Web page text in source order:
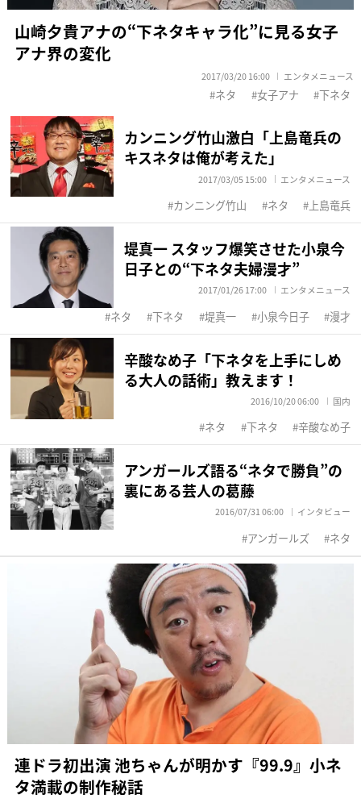
山崎夕貴アナの“下ネタキャラ化”に見る女子
アナ界の変化
2017/03/20 16:00 エンタメニュース
ネタ 女子アナ 下ネタ
カンニング竹山激白「上島竜兵の
キスネタは俺が考えた」
2017/03/05 15:00 エンタメニュース
カンニング竹山 ネタ 上島竜兵
堤真一 スタッフ爆笑させた小泉今
日子との“下ネタ夫婦漫才”
2017/01/26 17:00 エンタメニュース
ネタ 下ネタ 堤真一 小泉今日子 漫才
辛酸なめ子「下ネタを上手にしめ
る大人の話術」教えます！
2016/10/20 06:00 国内
ネタ 下ネタ 辛酸なめ子
アンガールズ語る“ネタで勝負”の
裏にある芸人の葛藤
2016/07/31 06:00 インタビュー
アンガールズ ネタ
連ドラ初出演 池ちゃんが明かす『99.9』小ネ
タ満載の制作秘話